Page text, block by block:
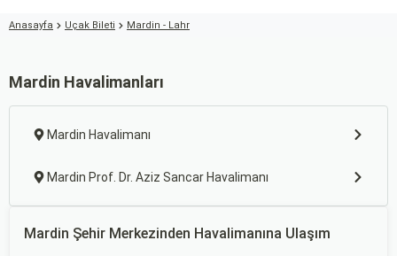
Anasayfa Uçak Bileti Mardin - Lahr
Mardin Havalimanları
Mardin Havalimanı
Mardin Prof. Dr. Aziz Sancar Havalimanı
Mardin Şehir Merkezinden Havalimanına Ulaşım